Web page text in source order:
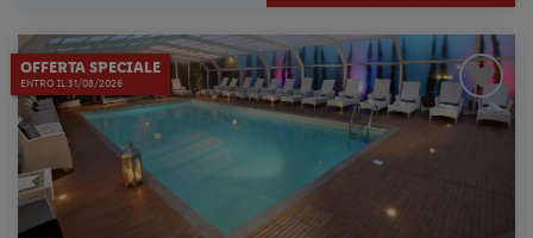
OFFERTA SPECIALE
ENTRO IL 31/08/2026